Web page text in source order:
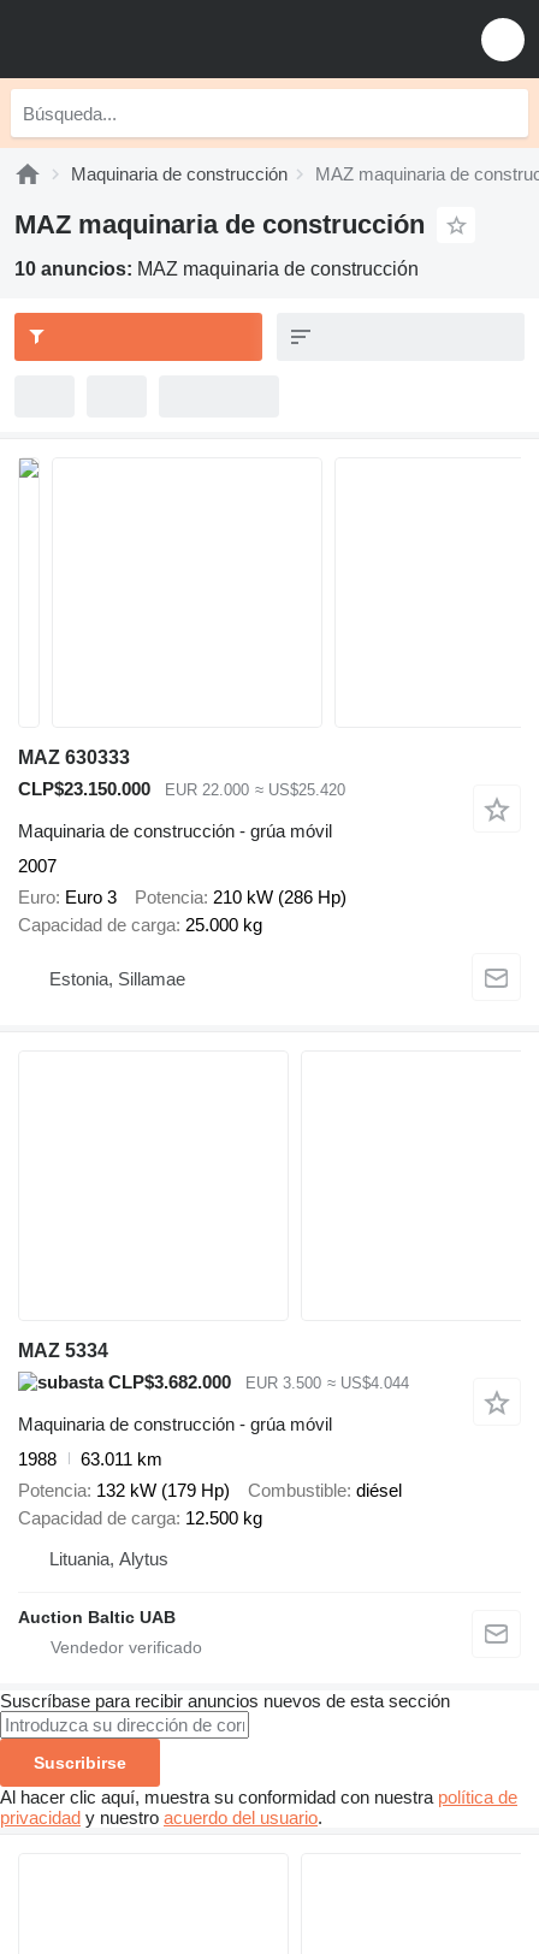
Maquinaria de construcción MAZ maquinaria de
MAZ maquinaria de construcción
10 anuncios: MAZ maquinaria de construcción
MAZ 630333
CLP$23.150.000
EUR 22.000 ≈ US$25.420
Maquinaria de construcción - grúa móvil
2007
Euro Euro 3 Potencia 210 kW (286 Hp)
Capacidad de carga 25.000 kg
Estonia, Sillamae
MAZ 5334
CLP$3.682.000
EUR 3.500 ≈ US$4.044
Maquinaria de construcción - grúa móvil
1988
63.011 km
Potencia 132 kW (179 Hp) Combustible diésel
Capacidad de carga 12.500 kg
Lituania, Alytus
Auction Baltic UAB
Suscríbase para recibir anuncios nuevos de esta sección
Suscribirse
Al hacer clic aquí, muestra su conformidad con nuestra política de
privacidad y nuestro acuerdo del usuario.